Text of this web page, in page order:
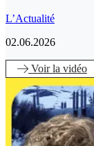
L’Actualité
02.06.2026
Voirla vidéo